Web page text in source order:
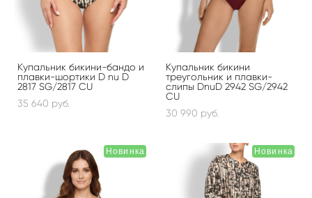
Купальник бикини-бандо и
плавки-шортики D nu D
2817 SG/2817 CU
35 640 pуб.
Купальник бикини
треугольник и плавки-
слипы DnuD 2942 SG/2942
CU
30 990 pуб.
Новинка Новинка